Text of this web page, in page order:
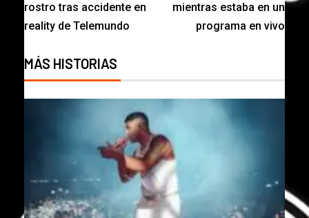
rostro tras accidente en
reality de Telemundo
mientras estaba en un
programa en vivo
MÁS HISTORIAS